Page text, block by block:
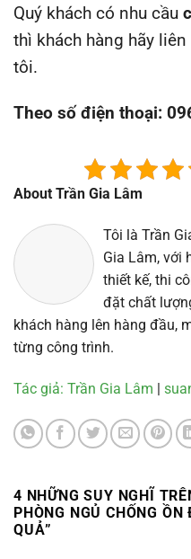
Quý khách có nhu cầu
thì khách hàng hãy
tôi.
Theo số điện thoại:
About Trần Gia Lâm
Tôi là Trần
Gia Lâm, với
thiết kế, thi
đặt chất
khách hàng lên hàng đầu,
từng công trình.
Tác giả: Trần Gia Lâm |
4 NHỮNG SUY NGHĨ
PHÒNG NGỦ CHỐNG
QUẢ”